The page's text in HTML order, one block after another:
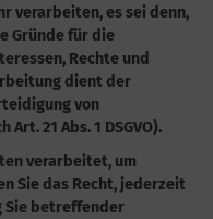
verarbeiten, es sei denn,
Gründe für die
Rechte und
dient der
von
21 Abs. 1 DSGVO).
verarbeitet, um
Sie das Recht, jederzeit
Sie betreffender